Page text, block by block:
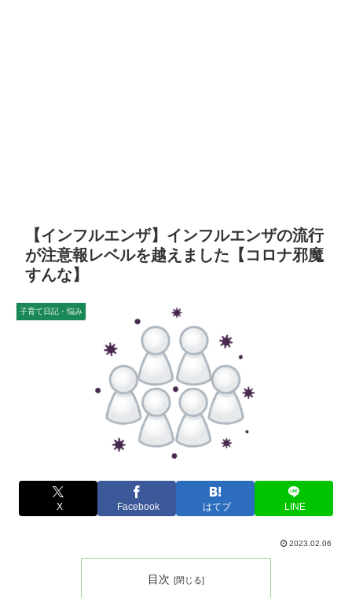
【インフルエンザ】インフルエンザの流行
が注意報レベルを越えました【コロナ邪魔
すんな】
子育て日記・悩み
X Facebook はてブ LINE
2023.02.06
目次